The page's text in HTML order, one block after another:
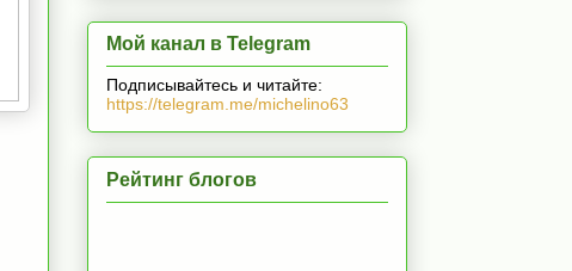
Мой канал в Telegram
Подписывайтесь и читайте:
https://telegram.me/michelino63
Рейтинг блогов